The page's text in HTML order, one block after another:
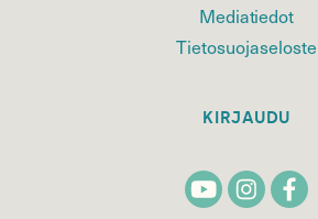
Mediatiedot
Tietosuojaseloste
KIRJAUDU